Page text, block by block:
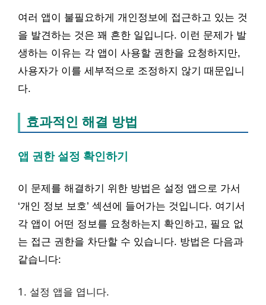
여러 앱이 불필요하게 개인정보에 접근하고 있는 것
을 발견하는 것은 꽤 흔한 일입니다. 이런 문제가 발
생하는 이유는 각 앱이 사용할 권한을 요청하지만,
사용자가 이를 세부적으로 조정하지 않기 때문입니
다.
효과적인 해결 방법
앱 권한 설정 확인하기
이 문제를 해결하기 위한 방법은 설정 앱으로 가서
‘개인 정보 보호’ 섹션에 들어가는 것입니다. 여기서
각 앱이 어떤 정보를 요청하는지 확인하고, 필요 없
는 접근 권한을 차단할 수 있습니다. 방법은 다음과
같습니다:
설정 앱을 엽니다.